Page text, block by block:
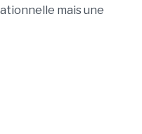
mais une